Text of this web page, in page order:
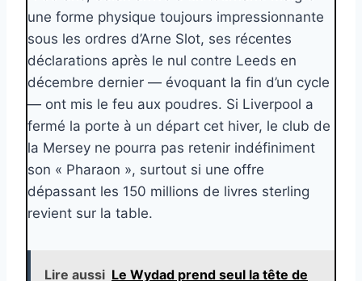
une forme physique toujours impressionnante
sous les ordres d’Arne Slot, ses récentes
déclarations après le nul contre Leeds en
décembre dernier — évoquant la fin d’un cycle
— ont mis le feu aux poudres. Si Liverpool a
fermé la porte à un départ cet hiver, le club de
la Mersey ne pourra pas retenir indéfiniment
son « Pharaon », surtout si une offre
dépassant les 150 millions de livres sterling
revient sur la table.
Lire aussi Le Wydad prend seul la tête de